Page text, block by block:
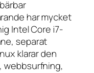
har mycket
Intel Core i7-
separat
klarar den
webbsurfning,